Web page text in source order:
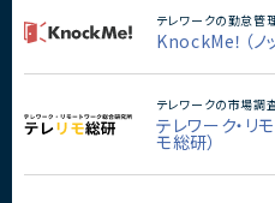
テレワークの勤怠管
KnockMe！（ノ
テレワークの市場調
テレワーク・リ
モ総研）